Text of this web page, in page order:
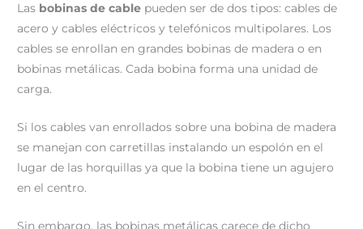
Las bobinas de cable pueden ser de dos tipos: cables de
acero y cables eléctricos y telefónicos multipolares. Los
cables se enrollan en grandes bobinas de madera o en
bobinas metálicas. Cada bobina forma una unidad de
carga.
Si los cables van enrollados sobre una bobina de madera
se manejan con carretillas instalando un espolón en el
lugar de las horquillas ya que la bobina tiene un agujero
en el centro.
Sin embargo, las bobinas metálicas carece de dicho